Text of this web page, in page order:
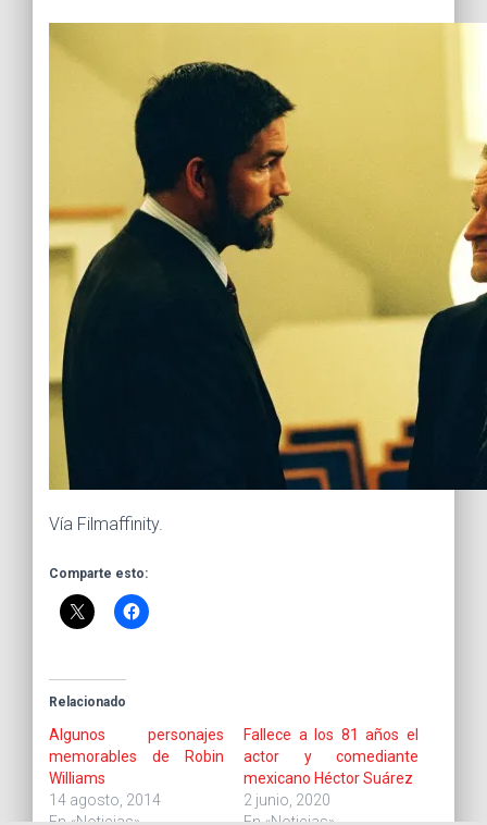
Vía Filmaffinity.
Comparte esto:
Relacionado
Algunos personajes
memorables de Robin
Williams
14 agosto, 2014
En «Noticias»
Fallece a los 81 años el
actor y comediante
mexicano Héctor Suárez
2 junio, 2020
En «Noticias»